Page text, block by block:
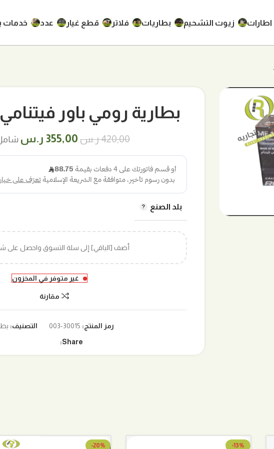
اطارات زيوت التشحيم بطاريات فلاتر قطع غيار عدد خدمات
بطارية رومي باور فيتنامي 120-7 105R
420,00ر.س السعر
هو:
420,00 ر.س.
355,00 ر.س
355,00
بلد الصنع
أضف [الباقي] إلى سلة التسوق واحصل على
غير متوفر في المخزون
مقارنة
رمز المنتج: 30015-003 التصنيف:
Share:
-13%
-20%